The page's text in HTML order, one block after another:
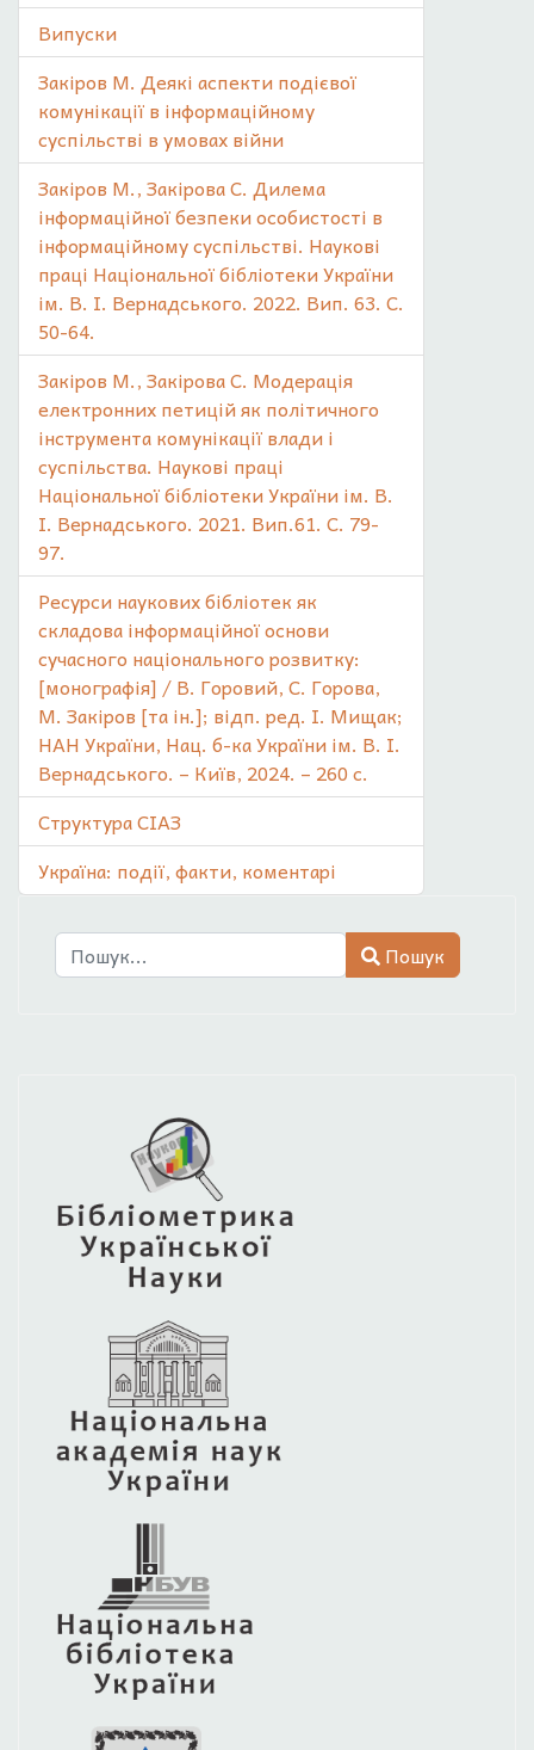
Випуски
Закіров М. Деякі аспекти подієвої
комунікації в інформаційному
суспільстві в умовах війни
Закіров М., Закірова С. Дилема
інформаційної безпеки особистості в
інформаційному суспільстві. Наукові
праці Національної бібліотеки України
ім. В. І. Вернадського. 2022. Вип. 63. С.
50-64.
Закіров М., Закірова С. Модерація
електронних петицій як політичного
інструмента комунікації влади і
суспільства. Наукові праці
Національної бібліотеки України ім. В.
І. Вернадського. 2021. Вип.61. С. 79-
97.
Ресурси наукових бібліотек як
складова інформаційної основи
сучасного національного розвитку:
[монографія] / В. Горовий, С. Горова,
М. Закіров [та ін.]; відп. ред. І. Мищак;
НАН України, Нац. б-ка України ім. В. І.
Вернадського. – Київ, 2024. – 260 с.
Структура СІАЗ
Україна: події, факти, коментарі
Пошук
Пошук